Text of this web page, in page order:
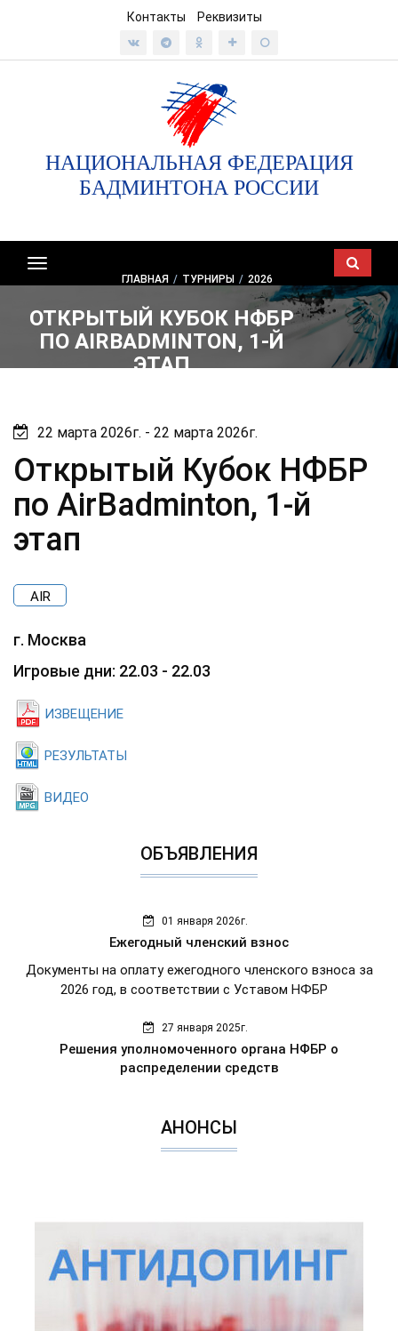
Контакты Реквизиты
НАЦИОНАЛЬНАЯ ФЕДЕРАЦИЯ
БАДМИНТОНА РОССИИ
Показать/
скрыть
ГЛАВНАЯ / ТУРНИРЫ / 2026
ОТКРЫТЫЙ КУБОК НФБР
ПО AIRBADMINTON, 1-Й
ЭТАП
22 марта 2026г. - 22 марта 2026г.
Открытый Кубок НФБР
по AirBadminton, 1-й
этап
AIR
г. Москва
Игровые дни: 22.03 - 22.03
ИЗВЕЩЕНИЕ
РЕЗУЛЬТАТЫ
ВИДЕО
ОБЪЯВЛЕНИЯ
01 января 2026г.
Ежегодный членский взнос
Документы на оплату ежегодного членского взноса за
2026 год, в соответствии с Уставом НФБР
27 января 2025г.
Решения уполномоченного органа НФБР о
распределении средств
АНОНСЫ